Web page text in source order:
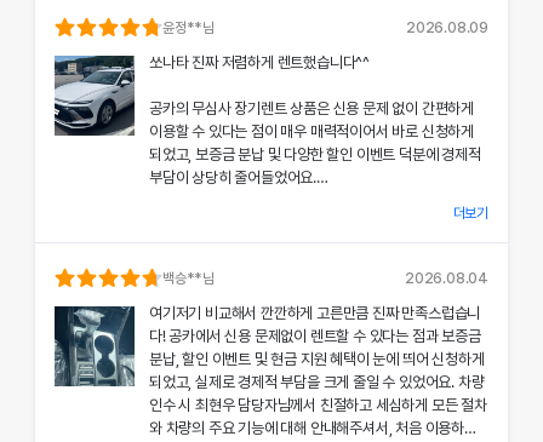
윤정**님 2026.08.09
쏘나타 진짜 저렴하게 렌트했습니다^^
공카의 무심사 장기렌트 상품은 신용 문제 없이 간편하게
이용할 수 있다는 점이 매우 매력적이어서 바로 신청하게
되었고, 보증금 분납 및 다양한 할인 이벤트 덕분에 경제적
부담이 상당히 줄어들었어요.
차량 인수 시 장민혁 담당자님께서 친절하고 꼼꼼하게 신차
의 상태와 각종 기능에 대해 설명해주셔서, 처음 이용하는
분들도 부담 없이 서비스를 체험할 수 있었어요.
공카의 본부 직거래 시스템으로 중간 마진 없이 합리적인
렌트료를 제공받았고, 즉시 출고되는 신차 덕분에 긴급 상
황에서도 차질 없이 차량을 이용할 수 있었던 점이 특히 인
상 깊었어요.
쏘나타의 세련된 디자인과 최신 편의 기능, 그리고 안전 장
더보기
백승**님 2026.08.04
여기저기 비교해서 깐깐하게 고른만큼 진짜 만족스럽습니
다! 공카에서 신용 문제없이 렌트할 수 있다는 점과 보증금
분납, 할인 이벤트 및 현금 지원 혜택이 눈에 띄어 신청하게
되었고, 실제로 경제적 부담을 크게 줄일 수 있었어요. 차량
인수 시 최현우 담당자님께서 친절하고 세심하게 모든 절차
와 차량의 주요 기능에 대해 안내해주셔서, 처음 이용하는